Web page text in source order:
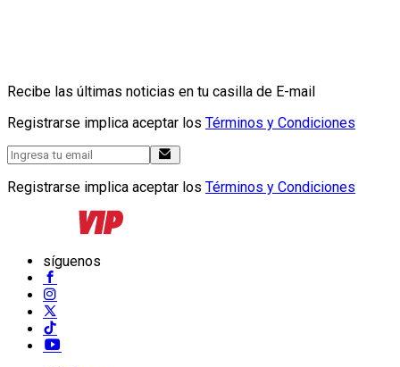
Recibe las últimas noticias en tu casilla de E-mail
Registrarse implica aceptar los Términos y Condiciones
Registrarse implica aceptar los Términos y Condiciones
síguenos